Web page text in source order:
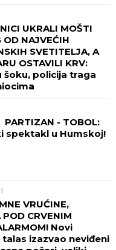
UKRALI MOŠTI
OD NAJVEĆIH
SVETITELJA, A
OSTAVILI KRV:
šoku, policija traga
PARTIZAN - TOBOL:
spektakl u Humskoj!
VRUĆINE,
POD CRVENIM
Novi
izazvao neviđeni